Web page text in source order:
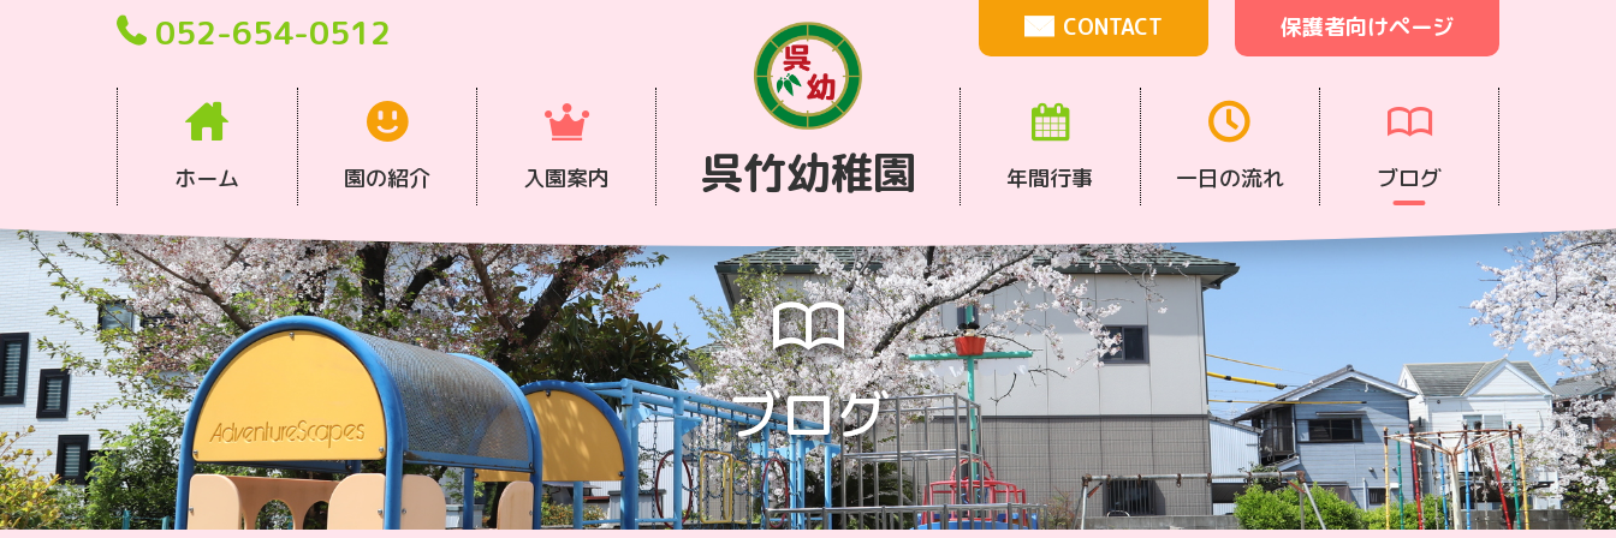
052-654-0512 CONTACT 保護者向けページ
呉竹幼稚園
ホーム 園の紹介 入園案内 年間行事 一日の流れ ブログ
ブログ